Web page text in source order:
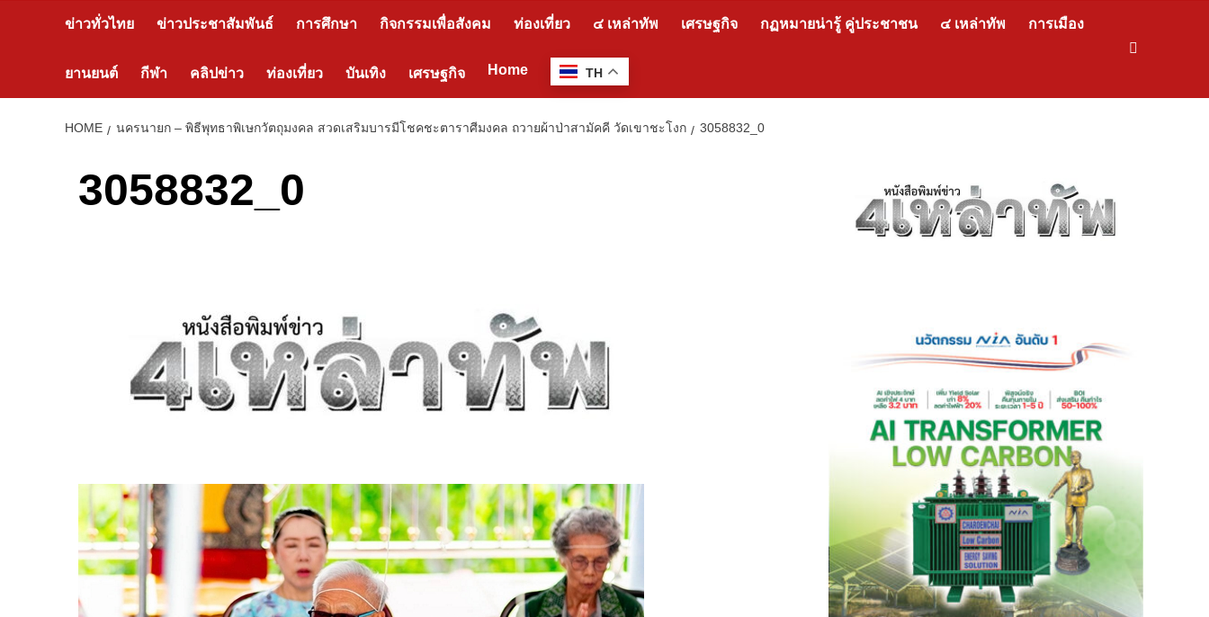
ข่าวทั่วไทย ข่าวประชาสัมพันธ์ การศึกษา กิจกรรมเพื่อสังคม ท่องเที่ยว ๔ เหล่าทัพ เศรษฐกิจ กฏหมายน่ารู้ คู่ประชาชน ๔ เหล่าทัพ การเมือง
ยานยนต์ กีฬา คลิปข่าว ท่องเที่ยว บันเทิง เศรษฐกิจ Home TH
HOME นครนายก – พิธีพุทธาพิเษกวัตถุมงคล สวดเสริมบารมีโชคชะตาราศีมงคล ถวายผ้าป่าสามัคคี วัดเขาชะโงก 3058832_0
3058832_0